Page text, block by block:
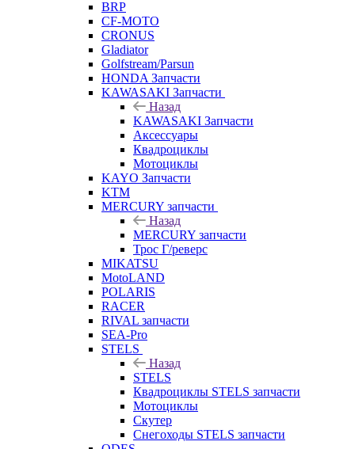
BRP
CF-MOTO
CRONUS
Gladiator
Golfstream/Parsun
HONDA Запчасти
KAWASAKI Запчасти
Назад
KAWASAKI Запчасти
Аксессуары
Квадроциклы
Мотоциклы
KAYO Запчасти
KTM
MERCURY запчасти
Назад
MERCURY запчасти
Трос Г/реверс
MIKATSU
MotoLAND
POLARIS
RACER
RIVAL запчасти
SEA-Pro
STELS
Назад
STELS
Квадроциклы STELS запчасти
Мотоциклы
Скутер
Снегоходы STELS запчасти